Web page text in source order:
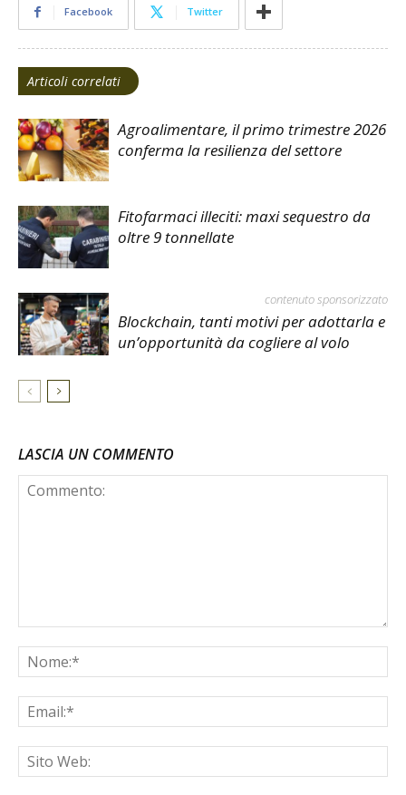
Facebook Twitter
Articoli correlati
Agroalimentare, il primo trimestre 2026
conferma la resilienza del settore
Fitofarmaci illeciti: maxi sequestro da
oltre 9 tonnellate
contenuto sponsorizzato
Blockchain, tanti motivi per adottarla e
un’opportunità da cogliere al volo
LASCIA UN COMMENTO